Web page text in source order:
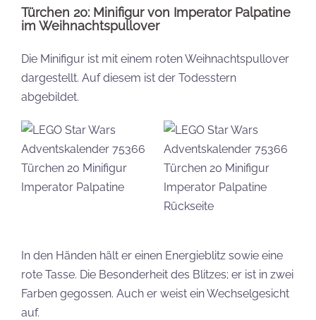
Türchen 20: Minifigur von Imperator Palpatine
im Weihnachtspullover
Die Minifigur ist mit einem roten Weihnachtspullover
dargestellt. Auf diesem ist der Todesstern
abgebildet.
In den Händen hält er einen Energieblitz sowie eine
rote Tasse. Die Besonderheit des Blitzes; er ist in zwei
Farben gegossen. Auch er weist ein Wechselgesicht
auf.